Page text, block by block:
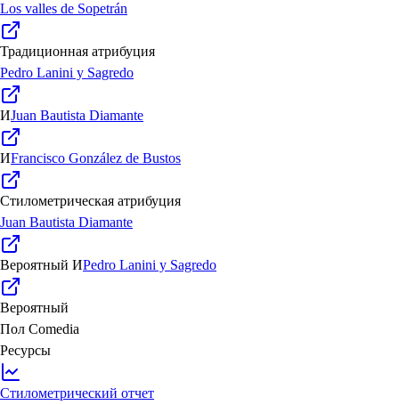
Los valles de Sopetrán
Традиционная атрибуция
Pedro Lanini y Sagredo
ИJuan Bautista Diamante
ИFrancisco González de Bustos
Стилометрическая атрибуция
Juan Bautista Diamante
Вероятный ИPedro Lanini y Sagredo
Вероятный
Пол Comedia
Ресурсы
Стилометрический отчет